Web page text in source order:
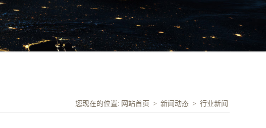
您现在的位置: 网站首页 > 新闻动态 > 行业新闻